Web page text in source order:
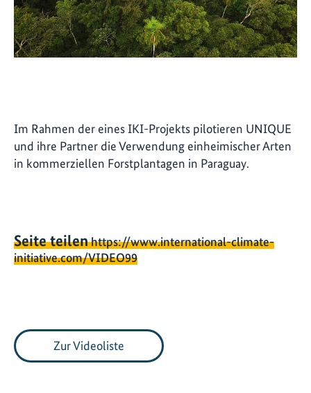
Im Rahmen der eines IKI-Projekts pilotieren UNIQUE
und ihre Partner die Verwendung einheimischer Arten
in kommerziellen Forstplantagen in Paraguay.
Seite teilenhttps://www.international-climate-
initiative.com/VIDEO99
Zur Videoliste